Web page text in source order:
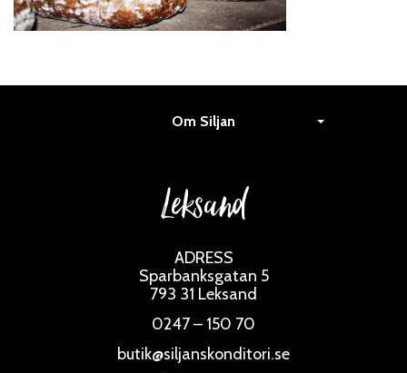
Om Siljan
Leksand
ADRESS
Sparbanksgatan 5
793 31 Leksand
0247 – 150 70
butik@siljanskonditori.se